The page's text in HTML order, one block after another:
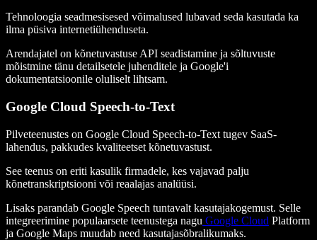
Tehnoloogia seadmesisesed võimalused lubavad seda kasutada ka
ilma püsiva internetiühenduseta.
Arendajatel on kõnetuvastuse API seadistamine ja sõltuvuste
mõistmine tänu detailsetele juhenditele ja Google'i
dokumentatsioonile oluliselt lihtsam.
Google Cloud Speech-to-Text
Pilveteenustes on Google Cloud Speech-to-Text tugev SaaS-
lahendus, pakkudes kvaliteetset kõnetuvastust.
See teenus on eriti kasulik firmadele, kes vajavad palju
kõnetranskriptsiooni või reaalajas analüüsi.
Lisaks parandab Google Speech tuntavalt kasutajakogemust. Selle
integreerimine populaarsete teenustega nagu Google Cloud Platform
ja Google Maps muudab need kasutajasõbralikumaks.